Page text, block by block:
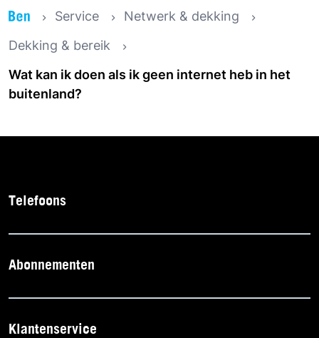
Service
Netwerk & dekking
Dekking & bereik
Wat kan ik doen als ik geen internet heb in het
buitenland?
Telefoons
Abonnementen
Klantenservice